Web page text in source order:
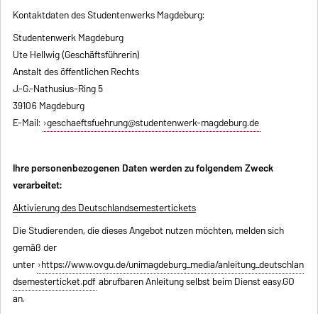
Kontaktdaten des Studentenwerks Magdeburg:
Studentenwerk Magdeburg
Ute Hellwig (Geschäftsführerin)
Anstalt des öffentlichen Rechts
J.-G.-Nathusius-Ring 5
39106 Magdeburg
E-Mail: geschaeftsfuehrung@studentenwerk-magdeburg.de
Ihre personenbezogenen Daten werden zu folgendem Zweck
verarbeitet:
Aktivierung des Deutschlandsemestertickets
Die Studierenden, die dieses Angebot nutzen möchten, melden sich
gemäß der
unter https://www.ovgu.de/unimagdeburg_media/anleitung_deutschlan
dsemesterticket.pdf abrufbaren Anleitung selbst beim Dienst easy.GO
an.